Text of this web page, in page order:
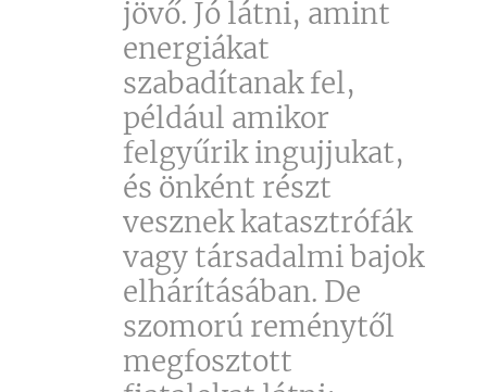
jövő. Jó látni, amint
energiákat
szabadítanak fel,
például amikor
felgyűrik ingujjukat,
és önként részt
vesznek katasztrófák
vagy társadalmi bajok
elhárításában. De
szomorú reménytől
megfosztott